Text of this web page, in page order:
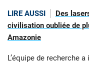
LIRE AUSSI
Des
civilisation oubliée de
Amazonie
L’équipe de recherche